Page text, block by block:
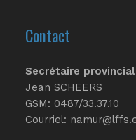
Contact
Secrétaire provincial
Jean SCHEERS
GSM: 0487/33.37.10
Courriel: